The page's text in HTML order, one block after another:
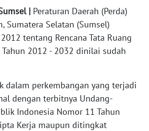
| Peraturan Daerah (Perda)
Sumatera Selatan (Sumsel)
tentang Rencana Tata Ruang
Tahun 2012 - 2032 dinilai sudah
dalam perkembangan yang terjadi
dengan terbitnya Undang-
Indonesia Nomor 11 Tahun
Kerja maupun ditingkat